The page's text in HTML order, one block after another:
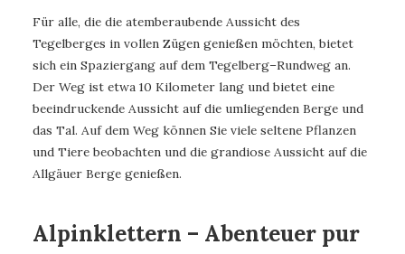
Für alle, die die atemberaubende Aussicht des
Tegelberges in vollen Zügen genießen möchten, bietet
sich ein Spaziergang auf dem Tegelberg–Rundweg an.
Der Weg ist etwa 10 Kilometer lang und bietet eine
beeindruckende Aussicht auf die umliegenden Berge und
das Tal. Auf dem Weg können Sie viele seltene Pflanzen
und Tiere beobachten und die grandiose Aussicht auf die
Allgäuer Berge genießen.
Alpinklettern – Abenteuer pur